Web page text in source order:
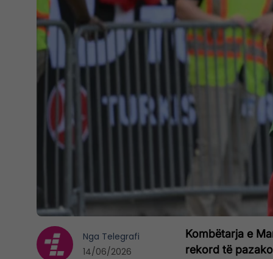
Kombëtarja e
rekord të
Nga Telegrafi
14/06/2026